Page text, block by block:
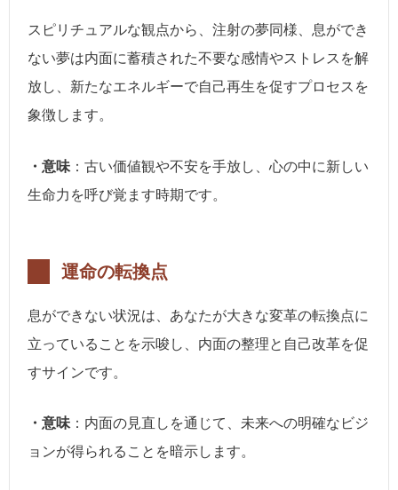
スピリチュアルな観点から、注射の夢同様、息ができ
ない夢は内面に蓄積された不要な感情やストレスを解
放し、新たなエネルギーで自己再生を促すプロセスを
象徴します。
・意味 ：古い価値観や不安を手放し、心の中に新しい
生命力を呼び覚ます時期です。
運命の転換点
息ができない状況は、あなたが大きな変革の転換点に
立っていることを示唆し、内面の整理と自己改革を促
すサインです。
・意味 ：内面の見直しを通じて、未来への明確なビジ
ョンが得られることを暗示します。